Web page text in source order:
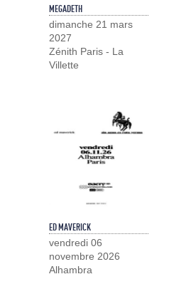
MEGADETH
dimanche 21 mars
2027
Zénith Paris - La
Villette
ED MAVERICK
vendredi 06
novembre 2026
Alhambra